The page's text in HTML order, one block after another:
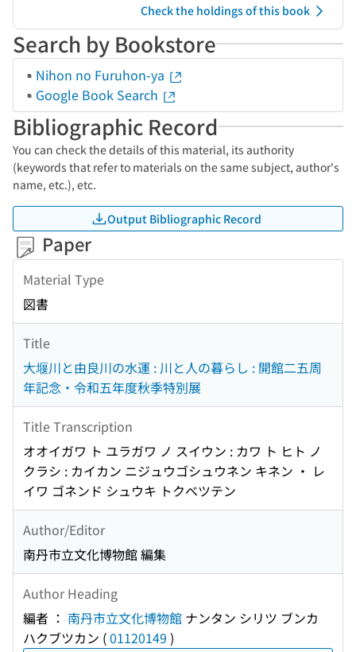
Check the holdings of this book
Search by Bookstore
Nihon no Furuhon-ya
Google Book Search
Bibliographic Record
You can check the details of this material, its authority
(keywords that refer to materials on the same subject, author's
name, etc.), etc.
Output Bibliographic Record
Paper
Material Type
図書
Title
大堰川と由良川の水運 : 川と人の暮らし : 開館二五周
年記念・令和五年度秋季特別展
Title Transcription
オオイガワ ト ユラガワ ノ スイウン : カワ ト ヒト ノ
クラシ : カイカン ニジュウゴシュウネン キネン ・ レ
イワ ゴネンド シュウキ トクベツテン
Author/Editor
南丹市立文化博物館 編集
Author Heading
編者 ： 南丹市立文化博物館 ナンタン シリツ ブンカ
ハクブツカン (01120149 )